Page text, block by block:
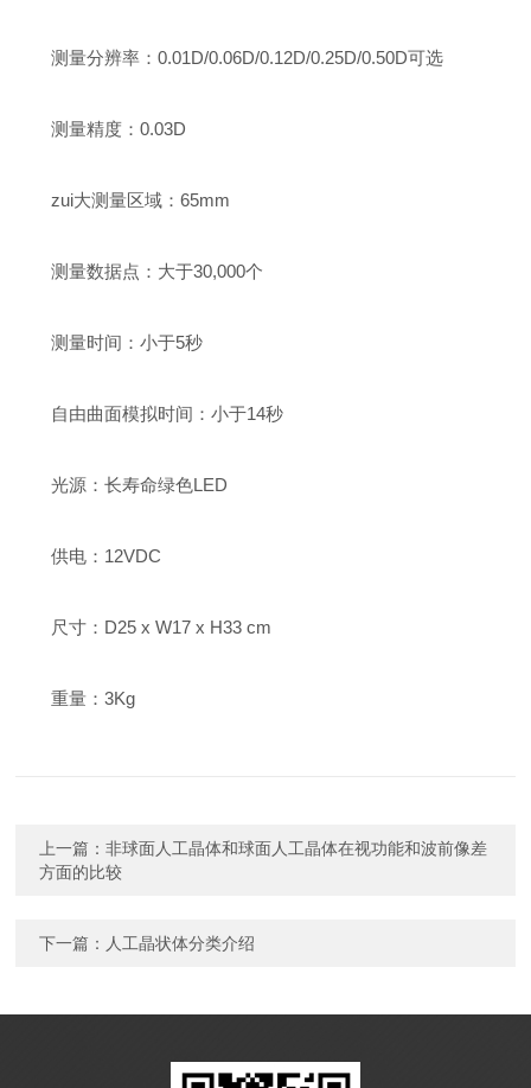
测量分辨率：0.01D/0.06D/0.12D/0.25D/0.50D可选
测量精度：0.03D
zui大测量区域：65mm
测量数据点：大于30,000个
测量时间：小于5秒
自由曲面模拟时间：小于14秒
光源：长寿命绿色LED
供电：12VDC
尺寸：D25 x W17 x H33 cm
重量：3Kg
上一篇：非球面人工晶体和球面人工晶体在视功能和波前像差
方面的比较
下一篇： 人工晶状体分类介绍